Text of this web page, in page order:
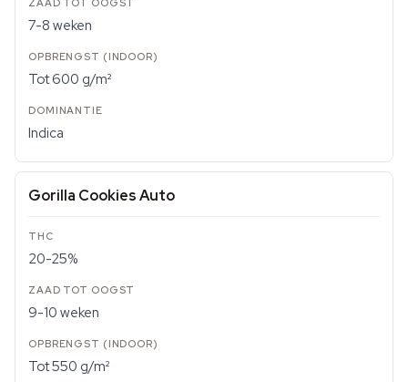
7-8 weken
Tot 600 g/m²
Indica
Gorilla Cookies Auto
20-25%
9-10 weken
Tot 550 g/m²